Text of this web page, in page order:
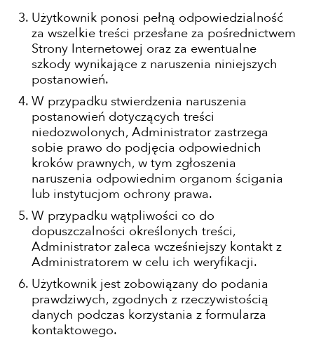
Użytkownik ponosi pełną odpowiedzialność
za wszelkie treści przesłane za pośrednictwem
Strony Internetowej oraz za ewentualne
szkody wynikające z naruszenia niniejszych
postanowień.
W przypadku stwierdzenia naruszenia
postanowień dotyczących treści
niedozwolonych, Administrator zastrzega
sobie prawo do podjęcia odpowiednich
kroków prawnych, w tym zgłoszenia
naruszenia odpowiednim organom ścigania
lub instytucjom ochrony prawa.
W przypadku wątpliwości co do
dopuszczalności określonych treści,
Administrator zaleca wcześniejszy kontakt z
Administratorem w celu ich weryfikacji.
Użytkownik jest zobowiązany do podania
prawdziwych, zgodnych z rzeczywistością
danych podczas korzystania z formularza
kontaktowego.